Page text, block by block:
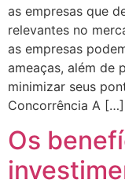
as empresas que
relevantes no
as empresas
ameaças, além de
minimizar seus
Concorrência A […]
Os